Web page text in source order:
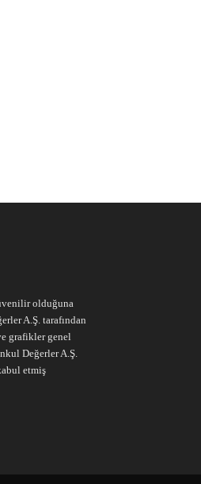
olduğuna
A.Ş. tarafından
grafikler genel
Değerler A.Ş.
etmiş